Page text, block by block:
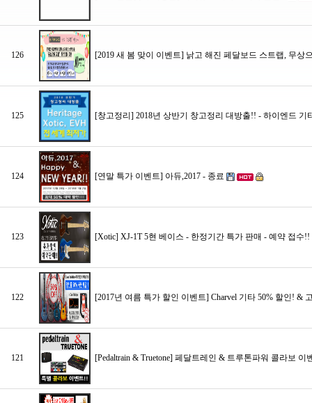
126 [2019 새 봄 맞이 이벤트] 낡고 해진 페달보드 스트랩, 무
125 [창고정리] 2018년 상반기 창고정리 대방출!! - 하이엔드
124 [연말 특가 이벤트] 아듀,2017 - 종료
123 [Xotic] XJ-1T 5현 베이스 - 한정기간 특가 판매 - 예약 접수!!
122 [2017년 여름 특가 할인 이벤트] Charvel 기타 50% 할인! &
121 [Pedaltrain & Truetone] 페달트레인 & 트루톤파워 콜라보